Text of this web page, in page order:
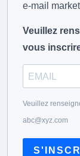
e-mail
Veuillez
vous
Veuillez
abc@xyz.com